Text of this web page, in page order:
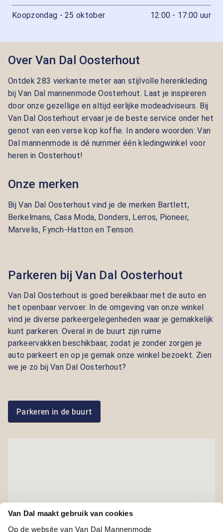
Van Dal maakt gebruik van cookies
Op de website van Van Dal Mannenmode
Koopzondag - 25 oktober 12:00 - 17:00 uur
Over Van Dal Oosterhout
Ontdek 283 vierkante meter aan stijlvolle herenkleding
bij Van Dal mannenmode Oosterhout. Laat je inspireren
door onze gezellige en altijd eerlijke modeadviseurs. Bij
Van Dal Oosterhout ervaar je de beste service onder het
genot van een verse kop koffie. In andere woorden: Van
Dal mannenmode is dé nummer één kledingwinkel voor
heren in Oosterhout!
Onze merken
Bij Van Dal Oosterhout vind je de merken Bartlett,
Berkelmans, Casa Moda, Donders, Lerros, Pioneer,
Marvelis, Fynch-Hatton en Tenson.
Parkeren bij Van Dal Oosterhout
Van Dal Oosterhout is goed bereikbaar met de auto en
het openbaar vervoer. In de omgeving van onze winkel
vind je diverse parkeergelegenheden waar je gemakkelijk
kunt parkeren. Overal in de buurt zijn ruime
parkeervakken beschikbaar, zodat je zonder zorgen je
auto parkeert en op je gemak onze winkel bezoekt. Zien
we je zo bij Van Dal Oosterhout?
Parkeren in de buurt